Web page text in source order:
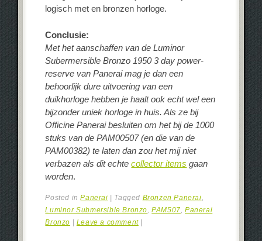
logisch met en bronzen horloge.
Conclusie:
Met het aanschaffen van de Luminor
Subermersible Bronzo 1950 3 day power-
reserve van Panerai mag je dan een
behoorlijk dure uitvoering van een
duikhorloge hebben je haalt ook echt wel een
bijzonder uniek horloge in huis. Als ze bij
Officine Panerai besluiten om het bij de 1000
stuks van de PAM00507 (en die van de
PAM00382) te laten dan zou het mij niet
verbazen als dit echtecollector items gaan
worden.
Posted inPanerai | Tagged Bronzen Panerai
Luminor Submersible Bronzo ,PAM507 ,Panerai
Bronzo | Leave a comment |